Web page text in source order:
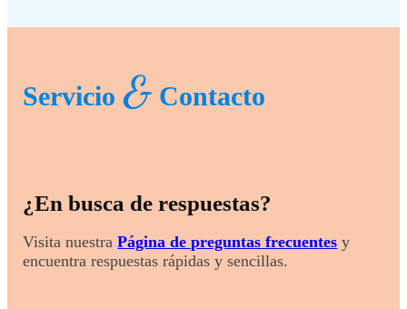
Servicio&Contacto
¿En busca de respuestas?
Visita nuestraPágina de preguntas frecuentes y
encuentra respuestas rápidas y sencillas.